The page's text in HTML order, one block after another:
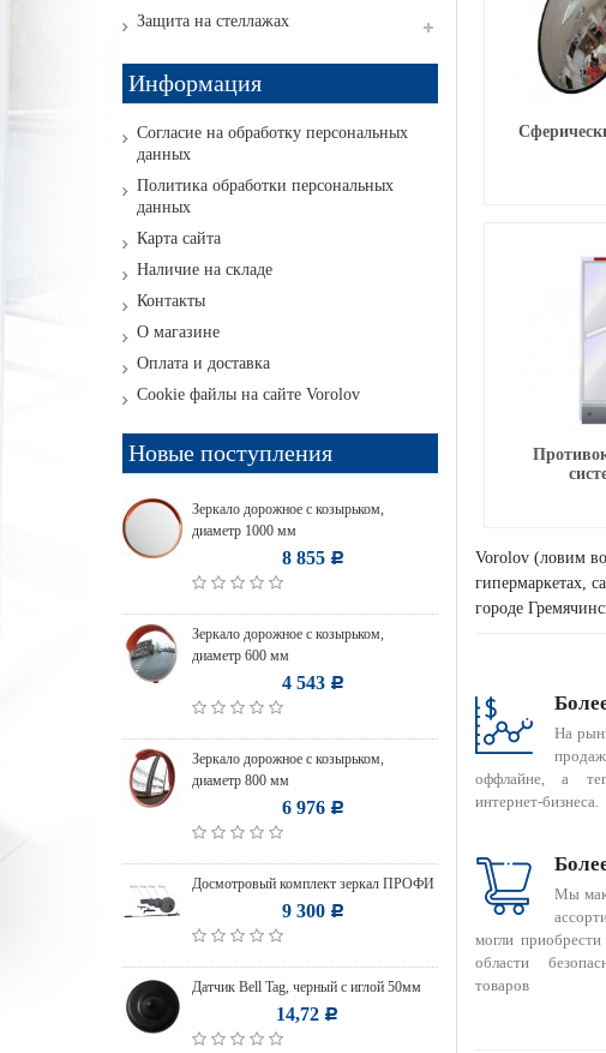
Защита на стеллажах
Информация
Согласие на обработку персональных
данных
Политика обработки персональных
данных
Карта сайта
Наличие на складе
Контакты
О магазине
Оплата и доставка
Cookie файлы на сайте Vorolov
Новые поступления
Зеркало дорожное с козырьком,
диаметр 1000 мм
8 855 Р
Зеркало дорожное с козырьком,
диаметр 600 мм
4 543 Р
Зеркало дорожное с козырьком,
диаметр 800 мм
6 976 Р
Досмотровый комплект зеркал ПРОФИ
9 300 Р
Датчик Bell Tag, черный с иглой 50мм
14,72 Р
Vorolov (ловим
гипермаркетах,
городе
На
оффлайне, а
интернет-бизнеса.
Мы
могли
области
товаров